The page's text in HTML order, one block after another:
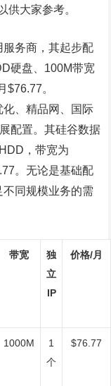
供大家参考。
务商，其起步配
硬盘、100M带宽
$76.77。
化、精品网、国际
配置。其硅谷数据
，带宽为
。无论是基础配
同规模业务的需
带宽
独
立
IP
价格/月
1000M
1
个
$76.77